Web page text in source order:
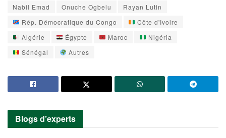
Nabil Emad
Onuche Ogbelu
Rayan Lutin
Rép. Démocratique du Congo
Côte d'Ivoire
Algérie
Égypte Maroc
Nigéria
Sénégal
Autres
Blogs d’experts